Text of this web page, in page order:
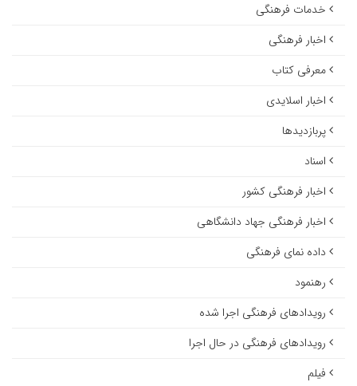
خدمات فرهنگی
اخبار فرهنگی
معرفی کتاب
اخبار اسلایدی
پربازدیدها
اسناد
اخبار فرهنگی کشور
اخبار فرهنگی جهاد دانشگاهی
داده نمای فرهنگی
رهنمود
رویدادهای فرهنگی اجرا شده
رویدادهای فرهنگی در حال اجرا
فیلم